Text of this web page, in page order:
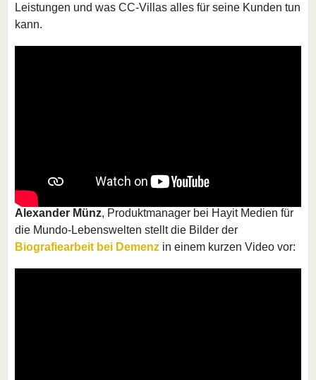
Leistungen und was CC-Villas alles für seine Kunden tun
kann.
Alexander Münz, Produktmanager bei Hayit Medien für
die Mundo-Lebenswelten stellt die Bilder der
Biografiearbeit bei Demenz in einem kurzen Video vor: